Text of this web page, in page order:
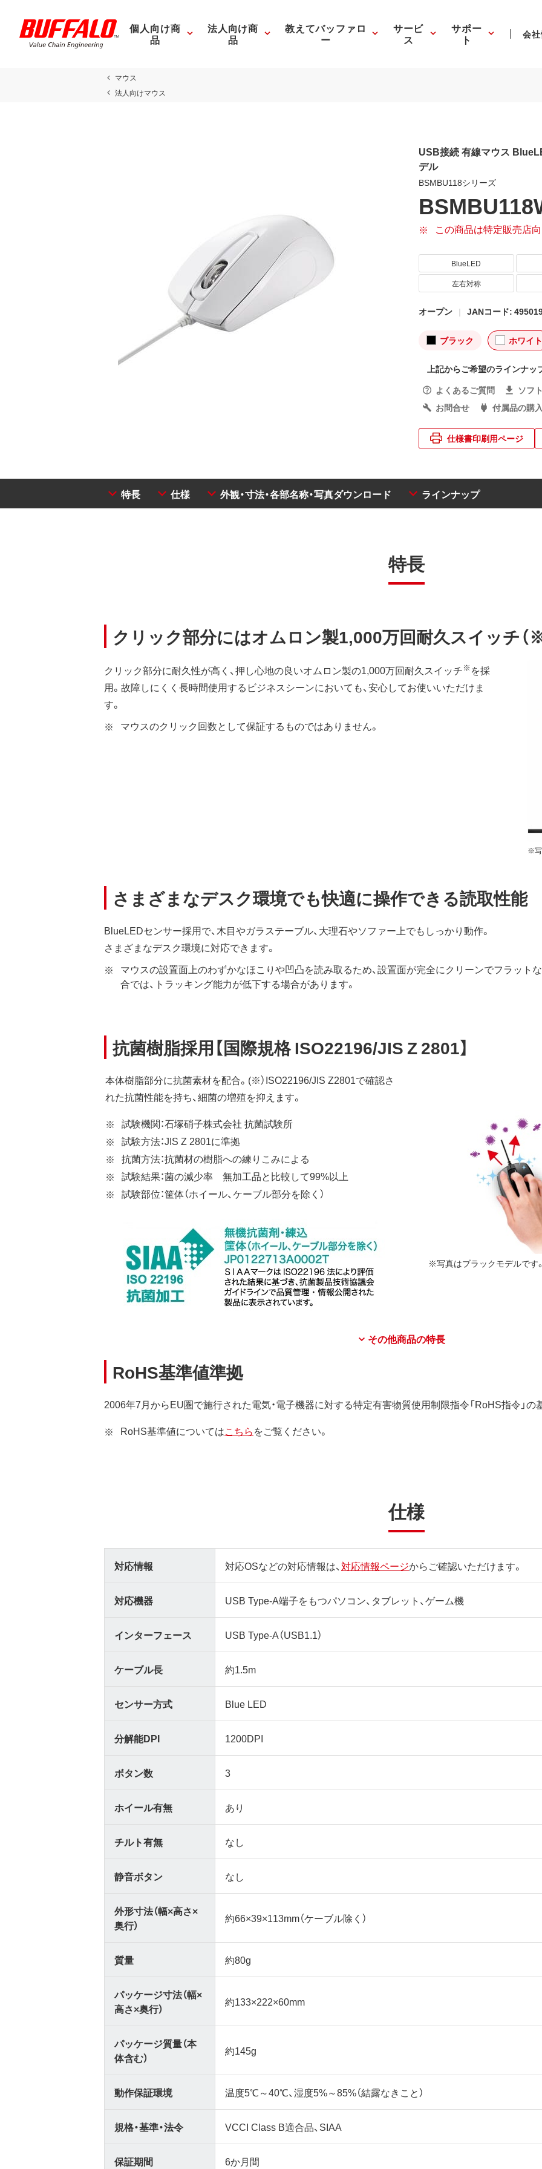
個人向け商
品
法人向け商
品
教えてバッファロ
ー
サービ
ス
サポー
ト 会
マウス
法人向けマウス
USB接続 有線マウス
デル
BSMBU118シリーズ
この商品は特定販売店
BlueLED
左右対称
オープン JANコード:
ブラック ホワイト
上記からご希望のラインナッ
よくあるご質問
ソフ
お問合せ
付属品の購
仕様書印刷用ページ
特長 仕様 外観・寸法・各部名称・写真ダウンロード ラインナップ
特長
クリック部分にはオムロン製1,000万回耐久スイッチ（
※写
クリック部分に耐久性が高く、押し心地の良いオムロン製の1,000万回耐久スイッチ※ を採
用。故障しにくく長時間使用するビジネスシーンにおいても、安心してお使いいただけま
す。
マウスのクリック回数として保証するものではありません。
さまざまなデスク環境でも快適に操作できる読取性能
BlueLEDセンサー採用で、木目やガラステーブル、大理石やソファー上でもしっかり動作。
さまざまなデスク環境に対応できます。
マウスの設置面上のわずかなほこりや凹凸を読み取るため、設置面が完全にクリーンでフラット
合では、トラッキング能力が低下する場合があります。
抗菌樹脂採用【国際規格 ISO22196/JIS Z 2801】
本体樹脂部分に抗菌素材を配合。(※）ISO22196/JIS Z2801で確認さ
れた抗菌性能を持ち、細菌の増殖を抑えます。
試験機関：石塚硝子株式会社 抗菌試験所
試験方法：JIS Z 2801に準拠
抗菌方法：抗菌材の樹脂への練りこみによる
試験結果：菌の減少率 無加工品と比較して99%以上
試験部位：筐体（ホイール、ケーブル部分を除く）
※写真はブラックモデルです
その他商品の特長
RoHS基準値準拠
2006年7月からEU圏で施行された電気・電子機器に対する特定有害物質使用制限指令「RoHS指令」の
RoHS基準値についてはこちらをご覧ください。
仕様
対応情報 対応OSなどの対応情報は、対応情報ページからご確認いただけます。
対応機器 USB Type-A端子をもつパソコン、タブレット、ゲーム機
インターフェース USB Type-A（USB1.1）
ケーブル長 約1.5m
センサー方式 Blue LED
分解能DPI 1200DPI
ボタン数 3
ホイール有無 あり
チルト有無 なし
静音ボタン なし
外形寸法（幅×高さ×
奥行）
約66×39×113mm（ケーブル除く）
質量 約80g
パッケージ寸法（幅×
高さ×奥行）
約133×222×60mm
パッケージ質量（本
体含む）
約145g
動作保証環境 温度5℃～40℃、湿度5%～85%（結露なきこと）
規格・基準・法令 VCCI Class B適合品、SIAA
保証期間 6か月間